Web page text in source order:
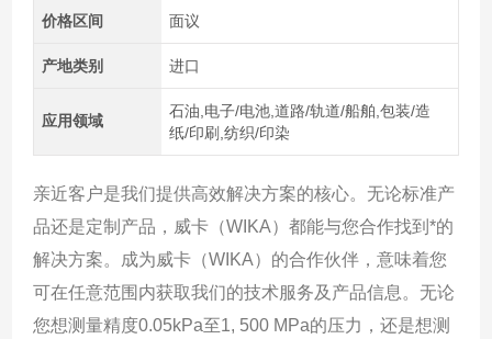
价格区间 面议
产地类别 进口
应用领域
石油,电子/电池,道路/轨道/船舶,包装/造
纸/印刷,纺织/印染
亲近客户是我们提供高效解决方案的核心。无论标准产
品还是定制产品，威卡（WIKA）都能与您合作找到*的
解决方案。成为威卡（WIKA）的合作伙伴，意味着您
可在任意范围内获取我们的技术服务及产品信息。无论
您想测量精度0.05kPa至1, 500 MPa的压力，还是想测